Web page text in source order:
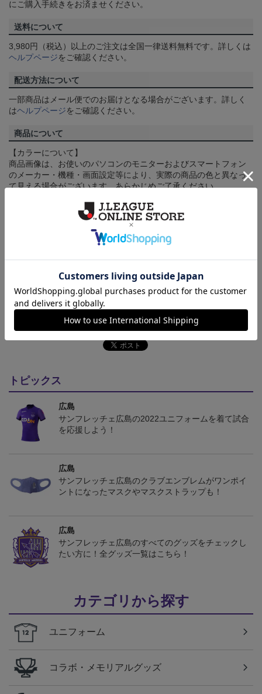
にご購入手続きをお済ませください。
送料について
3,980円（税込）以上のご注文は全国一律送料無料です。詳しくは
ヘルプページをご確認ください。
配送方法について
一部商品はメール便でのお届けとなる場合がございます。詳しく
はヘルプページをご確認ください。
商品について
【カラーについて】
商品画像は、お使いのパソコンのモニターおよびスマートフォン
のメーカー・機種・画面設定等により、実際の商品の色と異なっ
て見える場合がございます。あらかじめご了承ください。
取り扱い商品によっては、パッケージやデザインなどの仕様が予
告なく変更になることがございます。
決済について
ギフト対応について
トピックス
広島
サンフレッチェ広島の2022ユニフォームを着て試合
を応援しよう！
広島
サンフレッチェ広島のクラブエンブレムがワンポイ
ントになったマスクやマスクストラップも！
広島
サンフレッチェ広島のすべてのグッズをチェックし
たい方に！全グッズ一覧はこちら！
カテゴリから探す
ユニフォーム
コラボ・メモリアルグッズ